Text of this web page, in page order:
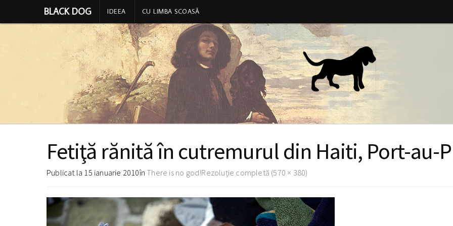
BLACK DOG IDEEA CU LIMBA SCOASĂ
Fetiţă rănită în cutremurul din Haiti, Port-au-
Publicat la 15 ianuarie 2010înThere is no god!Rezoluție completă (570 × 380)